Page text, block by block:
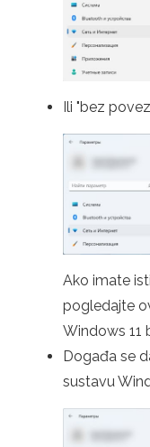
Ili "bez
Ako imate
pogledajte
Windows 11
Događa se
sustavu